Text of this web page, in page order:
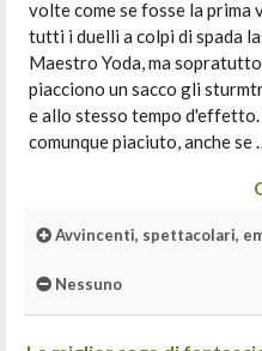
volte come se fosse la prima
tutti i duelli a colpi di spada
Maestro Yoda, ma
piacciono un sacco gli
e allo stesso tempo d'effetto.
comunque piaciuto, anche se
Avvincenti, spettacolari,
Nessuno